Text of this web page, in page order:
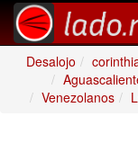
Desalojo
Venezolanos